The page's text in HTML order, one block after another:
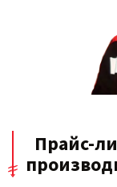
Прайс-